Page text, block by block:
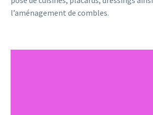
l’aménagement de combles.